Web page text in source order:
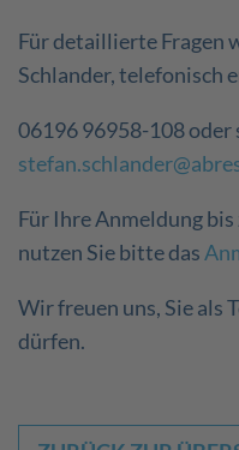
Für detaillierte Fragen
Schlander, telefonisch
06196 96958-108 oder
Für Ihre Anmeldung bis
nutzen Sie bitte das
Wir freuen uns, Sie als
dürfen.